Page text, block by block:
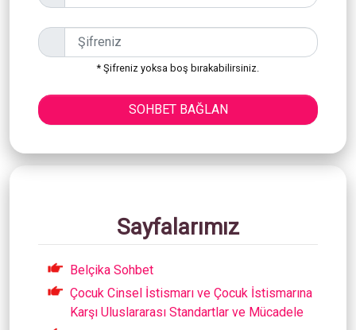
* Şifreniz yoksa boş bırakabilirsiniz.
SOHBET BAĞLAN
Sayfalarımız
Belçika Sohbet
Çocuk Cinsel İstismarı ve Çocuk İstismarına
Karşı Uluslararası Standartlar ve Mücadele